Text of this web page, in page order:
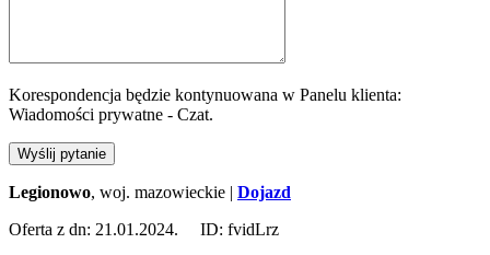
Korespondencja będzie kontynuowana w Panelu klienta:
Wiadomości prywatne - Czat.
Wyślij pytanie
Legionowo, woj. mazowieckie | Dojazd
Oferta z dn: 21.01.2024. ID: fvidLrz